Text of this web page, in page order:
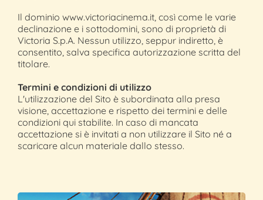
Il dominio www.victoriacinema.it, così come le varie
declinazione e i sottodomini, sono di proprietà di
Victoria S.p.A. Nessun utilizzo, seppur indiretto, è
consentito, salva specifica autorizzazione scritta del
titolare.
Termini e condizioni di utilizzo
L'utilizzazione del Sito è subordinata alla presa
visione, accettazione e rispetto dei termini e delle
condizioni qui stabilite. In caso di mancata
accettazione si è invitati a non utilizzare il Sito né a
scaricare alcun materiale dallo stesso.